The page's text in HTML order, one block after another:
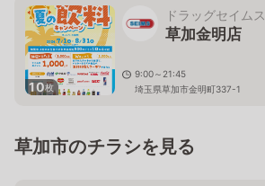
10枚
ドラッグセイムス
草加金明店
9:00～21:45
埼玉県草加市金明町337-1
草加市のチラシを見る